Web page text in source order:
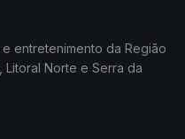
entretenimento da Região
Norte e Serra da